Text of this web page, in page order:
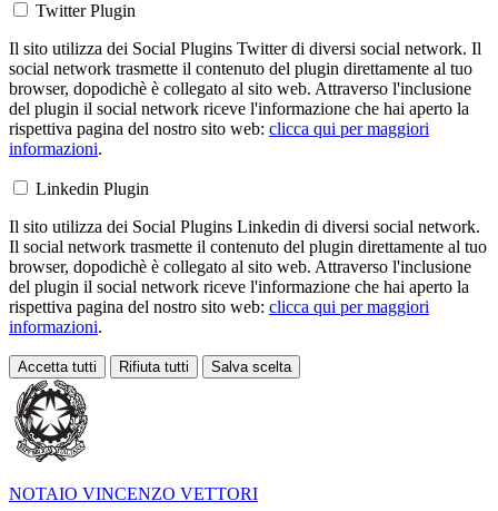
Twitter Plugin
Il sito utilizza dei Social Plugins Twitter di diversi social network. Il
social network trasmette il contenuto del plugin direttamente al tuo
browser, dopodichè è collegato al sito web. Attraverso l'inclusione
del plugin il social network riceve l'informazione che hai aperto la
rispettiva pagina del nostro sito web: clicca qui per maggiori
informazioni.
Linkedin Plugin
Il sito utilizza dei Social Plugins Linkedin di diversi social network.
Il social network trasmette il contenuto del plugin direttamente al tuo
browser, dopodichè è collegato al sito web. Attraverso l'inclusione
del plugin il social network riceve l'informazione che hai aperto la
rispettiva pagina del nostro sito web: clicca qui per maggiori
informazioni.
Accetta tutti Rifiuta tutti Salva scelta
Loading...
NOTAIO VINCENZO VETTORI